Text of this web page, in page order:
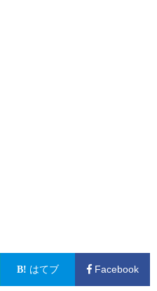
はてブ Facebook